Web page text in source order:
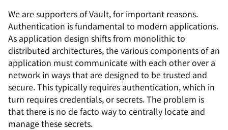
We are supporters of Vault, for important reasons.
Authentication is fundamental to modern applications.
As application design shifts from monolithic to
distributed architectures, the various components of an
application must communicate with each other over a
network in ways that are designed to be trusted and
secure. This typically requires authentication, which in
turn requires credentials, or secrets. The problem is
that there is no de facto way to centrally locate and
manage these secrets.